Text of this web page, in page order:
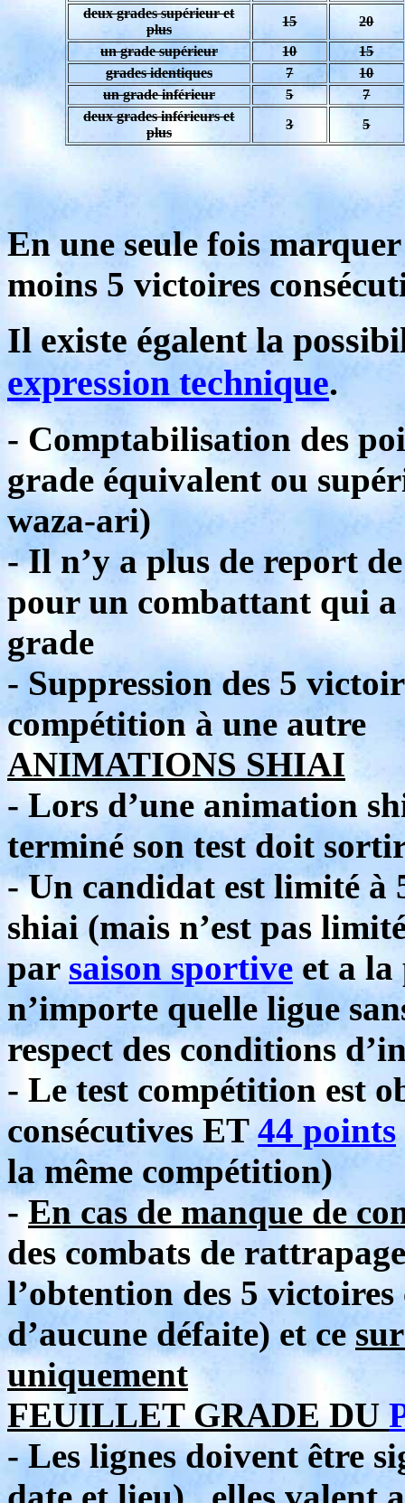
deux grades supérieur et
plus
15
20
un grade supérieur
10
15
grades identiques
7
10
un grade inférieur
5
7
deux grades inférieurs et
plus
3 5
En une seule fois
moins 5 victoires
Il existe égalent la
expression technique.
- Comptabilisation des
grade équivalent ou
waza-ari)
- Il n’y a plus de report
pour un combattant qui a
grade
- Suppression des 5
compétition à une autre
ANIMATIONS SHIAI
- Lors d’une animation
terminé son test doit
- Un candidat est limité à
shiai (mais n’est pas
par saison sportiveet a la
n’importe quelle ligue
respect des conditions
- Le test compétition est
consécutives ET44 points
la même compétition)
-En cas de manque de
des combats de
l’obtention des 5 victoires
d’aucune défaite) et ce
uniquement
FEUILLET GRADE DU
- Les lignes doivent être